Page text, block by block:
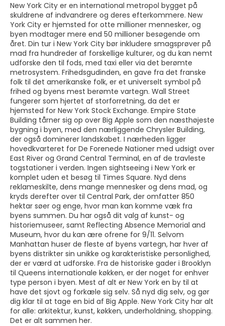
New York City er en international metropol bygget på
skuldrene af indvandrere og deres efterkommere. New
York City er hjemsted for otte millioner mennesker, og
byen modtager mere end 50 millioner besøgende om
året. Din tur i New York City bør inkludere smagsprøver på
mad fra hundreder af forskellige kulturer, og du kan nemt
udforske den til fods, med taxi eller via det berømte
metrosystem. Frihedsgudinden, en gave fra det franske
folk til det amerikanske folk, er et universelt symbol på
frihed og byens mest berømte vartegn. Wall Street
fungerer som hjertet af storforretning, da det er
hjemsted for New York Stock Exchange. Empire State
Building tårner sig op over Big Apple som den næsthøjeste
bygning i byen, med den nærliggende Chrysler Building,
der også dominerer landskabet. I nærheden ligger
hovedkvarteret for De Forenede Nationer med udsigt over
East River og Grand Central Terminal, en af de travleste
togstationer i verden. Ingen sightseeing i New York er
komplet uden et besøg til Times Square. Nyd dens
reklameskilte, dens mange mennesker og dens mad, og
kryds derefter over til Central Park, der omfatter 850
hektar søer og enge, hvor man kan komme væk fra
byens summen. Du har også dit valg af kunst- og
historiemuseer, samt Reflecting Absence Memorial and
Museum, hvor du kan ære ofrene for 9/11. Selvom
Manhattan huser de fleste af byens vartegn, har hver af
byens distrikter sin unikke og karakteristiske personlighed,
der er værd at udforske. Fra de historiske gader i Brooklyn
til Queens internationale køkken, er der noget for enhver
type person i byen. Mest af alt er New York en by til at
have det sjovt og forkæle sig selv. Så nyd dig selv, og gør
dig klar til at tage en bid af Big Apple. New York City har alt
for alle: arkitektur, kunst, køkken, underholdning, shopping.
Det er alt sammen her.